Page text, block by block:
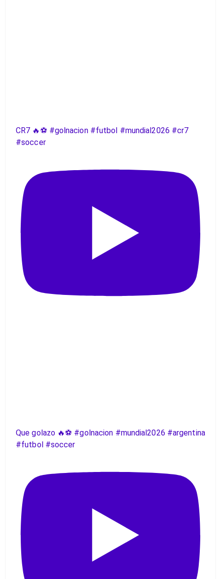
CR7 🔥⚽️ #golnacion #futbol #mundial2026 #cr7
#soccer
Que golazo 🔥⚽️ #golnacion #mundial2026 #argentina
#futbol #soccer